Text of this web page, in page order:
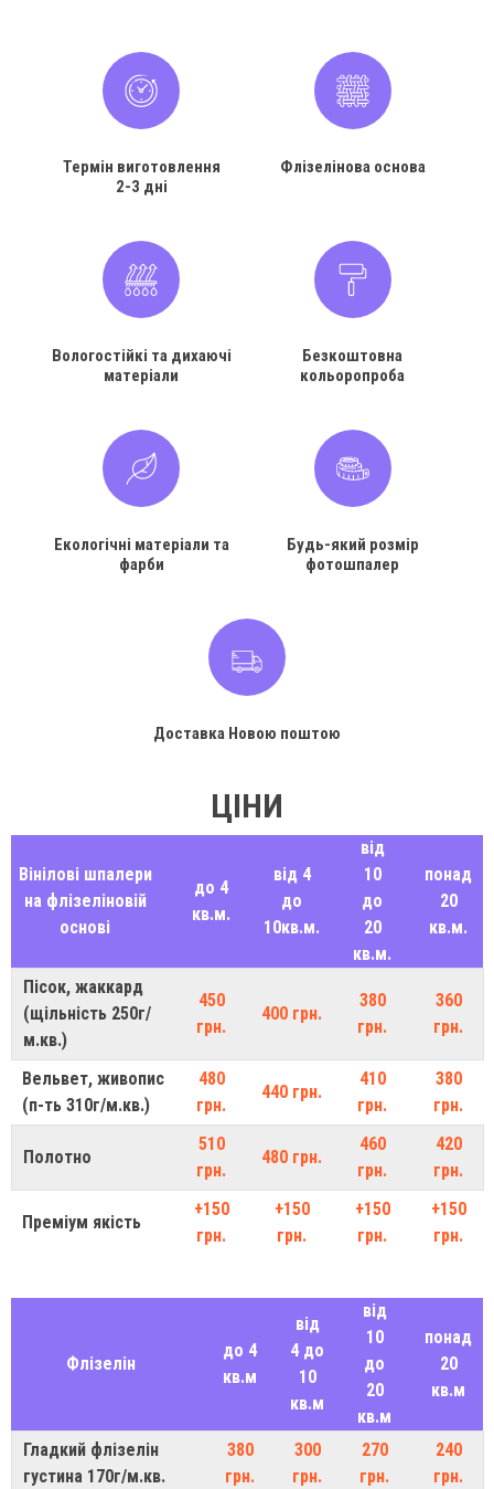
Термін виготовлення
2-3 дні
Флізелінова основа
Вологостійкі та дихаючі
матеріали
Безкоштовна
кольоропроба
Екологічні матеріали та
фарби
Будь-який розмір
фотошпалер
Доставка Новою поштою
ЦІНИ
Вінілові шпалери
на флізеліновій
основі
до 4
кв.м.
від 4
до
10кв.м.
від
10
до
20
кв.м.
понад
20
кв.м.
Пісок, жаккард
(щільність 250г/
м.кв.)
450
грн.
400 грн.
380
грн.
360
грн.
Вельвет, живопис
(п-ть 310г/м.кв.)
480
грн.
440 грн.
410
грн.
380
грн.
Полотно
510
грн.
480 грн.
460
грн.
420
грн.
Преміум якість
+150
грн.
+150
грн.
+150
грн.
+150
грн.
Флізелін
до 4
кв.м
від
4 до
10
кв.м
від
10
до
20
кв.м
понад
20
кв.м
Гладкий флізелін
густина 170г/м.кв.
380
грн.
300
грн.
270
грн.
240
грн.